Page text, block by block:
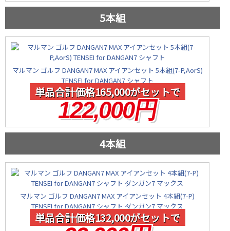
5本組
マルマン ゴルフ DANGAN7 MAX アイアンセット 5本組(7-P,AorS)
TENSEI for DANGAN7 シャフト
単品合計価格165,000がセットで
122,000円
4本組
マルマン ゴルフ DANGAN7 MAX アイアンセット 4本組(7-P)
TENSEI for DANGAN7 シャフト ダンガン7 マックス
単品合計価格132,000がセットで